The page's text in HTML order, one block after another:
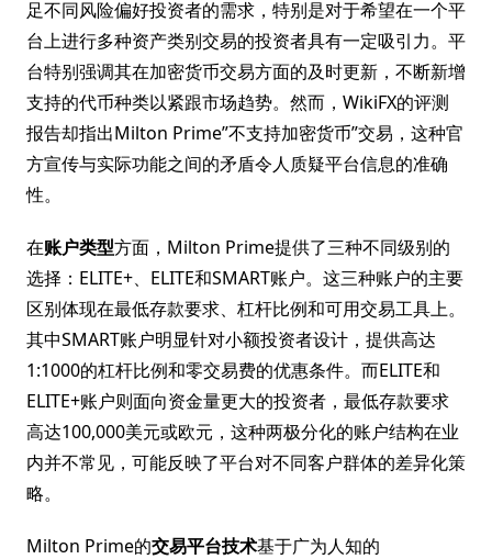
足不同风险偏好投资者的需求，特别是对于希望在一个平
台上进行多种资产类别交易的投资者具有一定吸引力。平
台特别强调其在加密货币交易方面的及时更新，不断新增
支持的代币种类以紧跟市场趋势。然而，WikiFX的评测
报告却指出Milton Prime”不支持加密货币”交易，这种官
方宣传与实际功能之间的矛盾令人质疑平台信息的准确
性。
在账户类型方面，Milton Prime提供了三种不同级别的
选择：ELITE+、ELITE和SMART账户。这三种账户的主要
区别体现在最低存款要求、杠杆比例和可用交易工具上。
其中SMART账户明显针对小额投资者设计，提供高达
1:1000的杠杆比例和零交易费的优惠条件。而ELITE和
ELITE+账户则面向资金量更大的投资者，最低存款要求
高达100,000美元或欧元，这种两极分化的账户结构在业
内并不常见，可能反映了平台对不同客户群体的差异化策
略。
Milton Prime的交易平台技术基于广为人知的